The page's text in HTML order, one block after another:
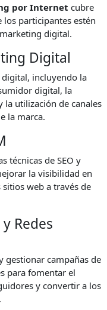
por Internet cubre
los participantes estén
digital.
Digital
digital, incluyendo la
digital, la
la utilización de canales
la marca.
técnicas de SEO y
la visibilidad en
web a través de
Redes
gestionar campañas de
para fomentar el
y convertir a los